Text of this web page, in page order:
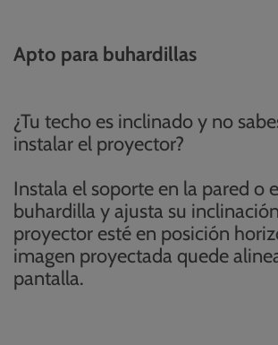
Apto para buhardillas
¿Tu techo es inclinado y no
instalar el proyector?
Instala el soporte en la pared o
buhardilla y ajusta su
proyector esté en posición
imagen proyectada quede
pantalla.